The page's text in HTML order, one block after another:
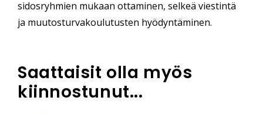
sidosryhmien mukaan ottaminen, selkeä viestintä
ja muutosturvakoulutusten hyödyntäminen.
Saattaisit olla myös
kiinnostunut...